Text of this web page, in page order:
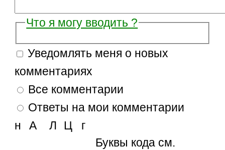
Что я могу вводить ?
Уведомлять меня о новых
комментариях
Все комментарии
Ответы на мои комментарии
Л
н А Ц
г
Буквы кода см.